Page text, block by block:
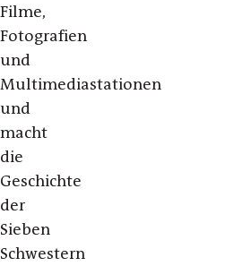
Filme,
Fotografien
und
Multimediastationen
und
macht
die
Geschichte
der
Sieben
Schwestern